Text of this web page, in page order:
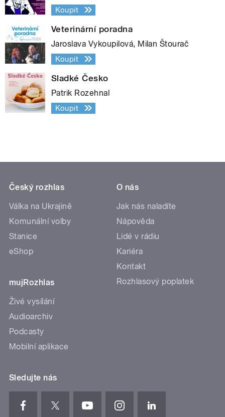
Koupit
Veterinární poradna
Jaroslava Vykoupilová, Milan Štourač
Koupit
Sladké Česko
Patrik Rozehnal
Koupit
Český rozhlas
Válka na Ukrajině
Komunální volby
Stanice
eShop
mujRozhlas
Živé vysílání
Audioarchiv
Podcasty
Mobilní aplikace
O nás
Jak nás naladíte
Nápověda
Lidé v rádiu
Kariéra
Kontakt
Rozhlasový poplatek
Sledujte nás